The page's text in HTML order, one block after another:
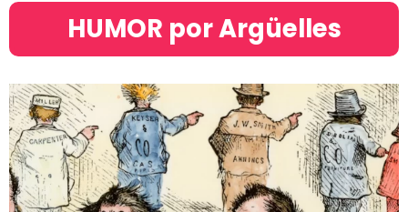
HUMOR por Argüelles​